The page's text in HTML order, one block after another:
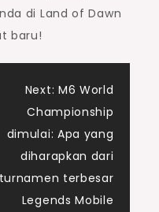
di Land of Dawn
baru!
Next: M6 World
Championship
dimulai: Apa yang
diharapkan dari
turnamen terbesar
Legends Mobile